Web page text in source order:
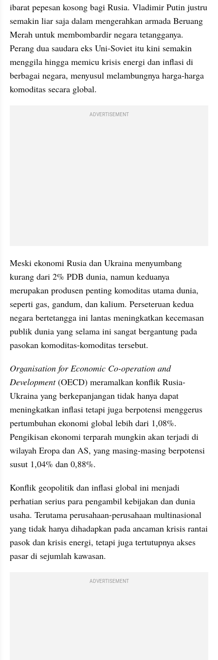
ibarat pepesan kosong bagi Rusia. Vladimir Putin justru
semakin liar saja dalam mengerahkan armada Beruang
Merah untuk membombardir negara tetangganya.
Perang dua saudara eks Uni-Soviet itu kini semakin
menggila hingga memicu krisis energi dan inflasi di
berbagai negara, menyusul melambungnya harga-harga
komoditas secara global.
ADVERTISEMENT
Meski ekonomi Rusia dan Ukraina menyumbang
kurang dari 2% PDB dunia, namun keduanya
merupakan produsen penting komoditas utama dunia,
seperti gas, gandum, dan kalium. Perseteruan kedua
negara bertetangga ini lantas meningkatkan kecemasan
publik dunia yang selama ini sangat bergantung pada
pasokan komoditas-komoditas tersebut.
Organisation for Economic Co-operation and
Development (OECD) meramalkan konflik Rusia-
Ukraina yang berkepanjangan tidak hanya dapat
meningkatkan inflasi tetapi juga berpotensi menggerus
pertumbuhan ekonomi global lebih dari 1,08%.
Pengikisan ekonomi terparah mungkin akan terjadi di
wilayah Eropa dan AS, yang masing-masing berpotensi
susut 1,04% dan 0,88%.
Konflik geopolitik dan inflasi global ini menjadi
perhatian serius para pengambil kebijakan dan dunia
usaha. Terutama perusahaan-perusahaan multinasional
yang tidak hanya dihadapkan pada ancaman krisis rantai
pasok dan krisis energi, tetapi juga tertutupnya akses
pasar di sejumlah kawasan.
ADVERTISEMENT